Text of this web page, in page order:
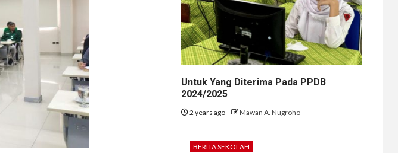
Untuk Yang Diterima Pada PPDB
2024/2025
2 years ago Mawan A. Nugroho
BERITA SEKOLAH